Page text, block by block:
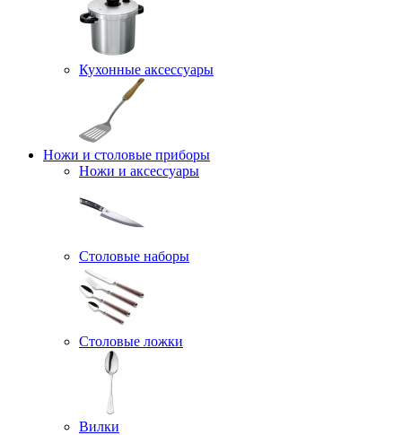
Кухонные аксессуары
Ножи и столовые приборы
Ножи и аксессуары
Столовые наборы
Столовые ложки
Вилки